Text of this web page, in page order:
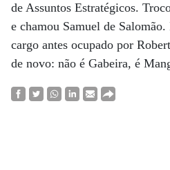
de Assuntos Estratégicos.
e chamou Samuel de
cargo antes ocupado por
de novo: não é Gabeira, é